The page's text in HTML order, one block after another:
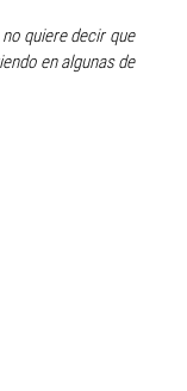
quiere decir que
en algunas de